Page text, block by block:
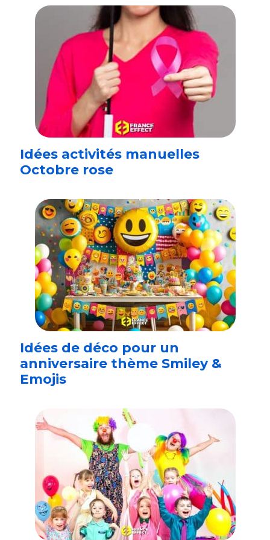
Idées activités manuelles
Octobre rose
Idées de déco pour un
anniversaire thème Smiley &
Emojis